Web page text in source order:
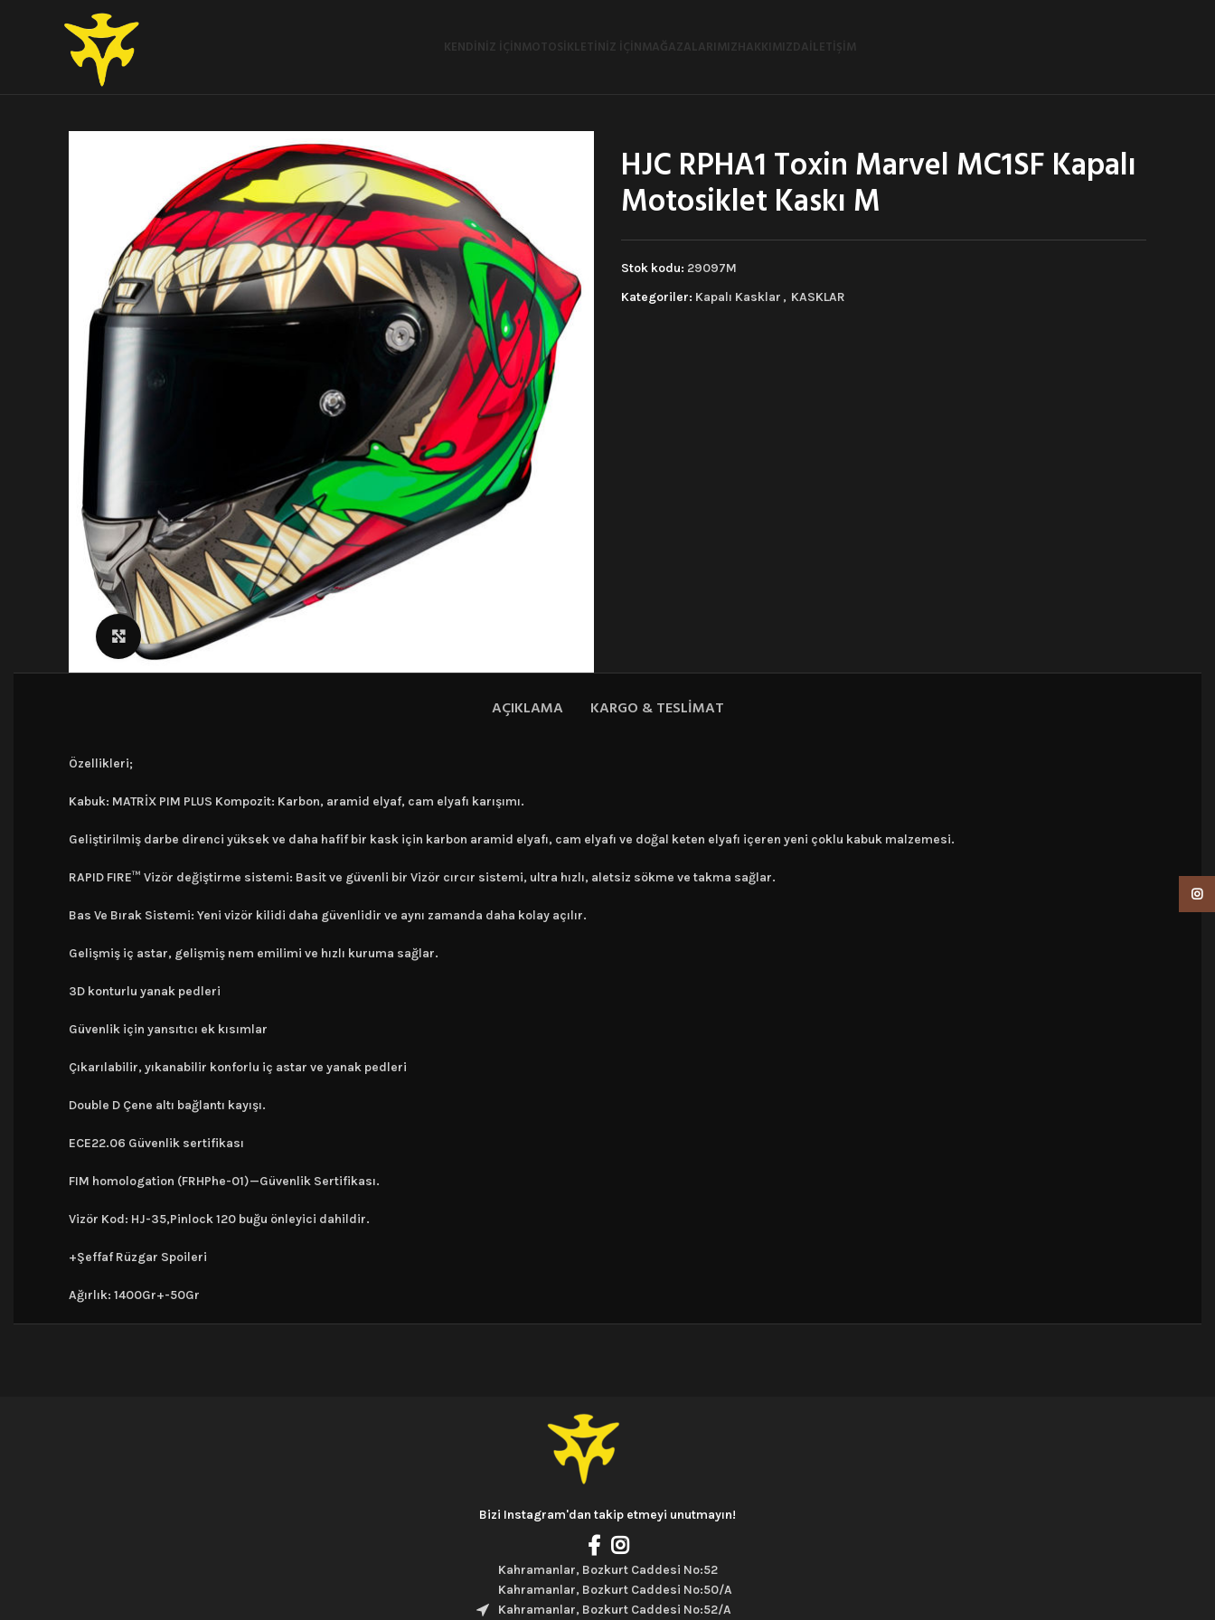
KENDINIZ İÇINMOTOSIKLETINIZ İÇINMAĞAZALARIMIZHAKKIMIZDAİLETIŞIM
Click to enlarge
HJC RPHA1 Toxin Marvel MC1SF Kapalı
Motosiklet Kaskı M
Stok kodu: 29097M
Kategoriler: Kapalı Kasklar , KASKLAR
AÇIKLAMA KARGO & TESLIMAT
Özellikleri;
Kabuk: MATRİX PIM PLUS Kompozit: Karbon, aramid elyaf, cam elyafı karışımı.
Geliştirilmiş darbe direnci yüksek ve daha hafif bir kask için karbon aramid elyafı, cam elyafı ve doğal keten elyafı içeren yeni çoklu kabuk malzemesi.
RAPID FIRE™ Vizör değiştirme sistemi: Basit ve güvenli bir Vizör cırcır sistemi, ultra hızlı, aletsiz sökme ve takma sağlar.
Bas Ve Bırak Sistemi: Yeni vizör kilidi daha güvenlidir ve aynı zamanda daha kolay açılır.
Gelişmiş iç astar, gelişmiş nem emilimi ve hızlı kuruma sağlar.
3D konturlu yanak pedleri
Güvenlik için yansıtıcı ek kısımlar
Çıkarılabilir, yıkanabilir konforlu iç astar ve yanak pedleri
Double D Çene altı bağlantı kayışı.
ECE22.06 Güvenlik sertifikası
FIM homologation (FRHPhe-01)—Güvenlik Sertifikası.
Vizör Kod: HJ-35,Pinlock 120 buğu önleyici dahildir.
+Şeffaf Rüzgar Spoileri
Ağırlık: 1400Gr+-50Gr
Bizi Instagram'dan takip etmeyi unutmayın!
Kahramanlar, Bozkurt Caddesi No:52
Kahramanlar, Bozkurt Caddesi No:50/A
Kahramanlar, Bozkurt Caddesi No:52/A